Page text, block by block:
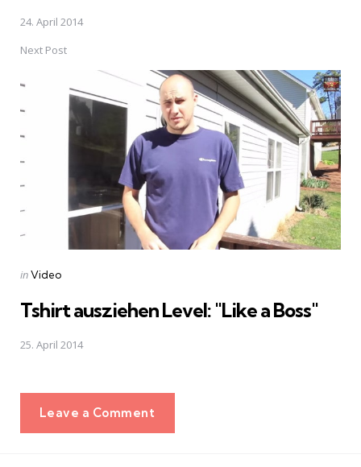
24. April 2014
Next Post
Posted
inVideo
Tshirt ausziehen Level: "Like a Boss"
25. April 2014
Leave a Comment